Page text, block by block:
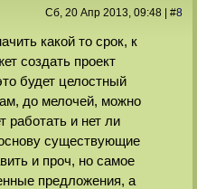
Сб, 20 Апр 2013, 09:48| #8
какой то срок, к
создать проект
будет целостный
до мелочей, можно
работать и нет ли
существующие
и проч, но самое
предложения, а